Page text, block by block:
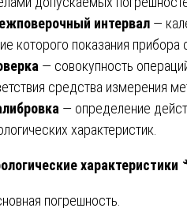
интервал —
которого показания
— совокупность
средства измерения
— определение
характеристик.
характеристики
погрешность.